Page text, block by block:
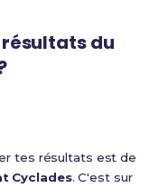
du
tes résultats est de
Cyclades. C'est sur